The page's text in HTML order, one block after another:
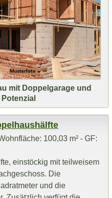
mit Doppelgarage und
100,03 m² - GF:
einstöckig mit teilweisem
Die
und die